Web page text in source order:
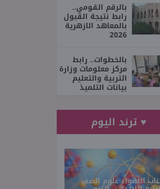
بالرقم القومي..
رابط نتيجة القبول
بالمعاهد الازهرية
2026
بالخطوات.. رابط
مركز معلومات وزارة
التربية والتعليم
بيانات التلميذ
♥ ترند اليوم
الأضواء علوم الصف